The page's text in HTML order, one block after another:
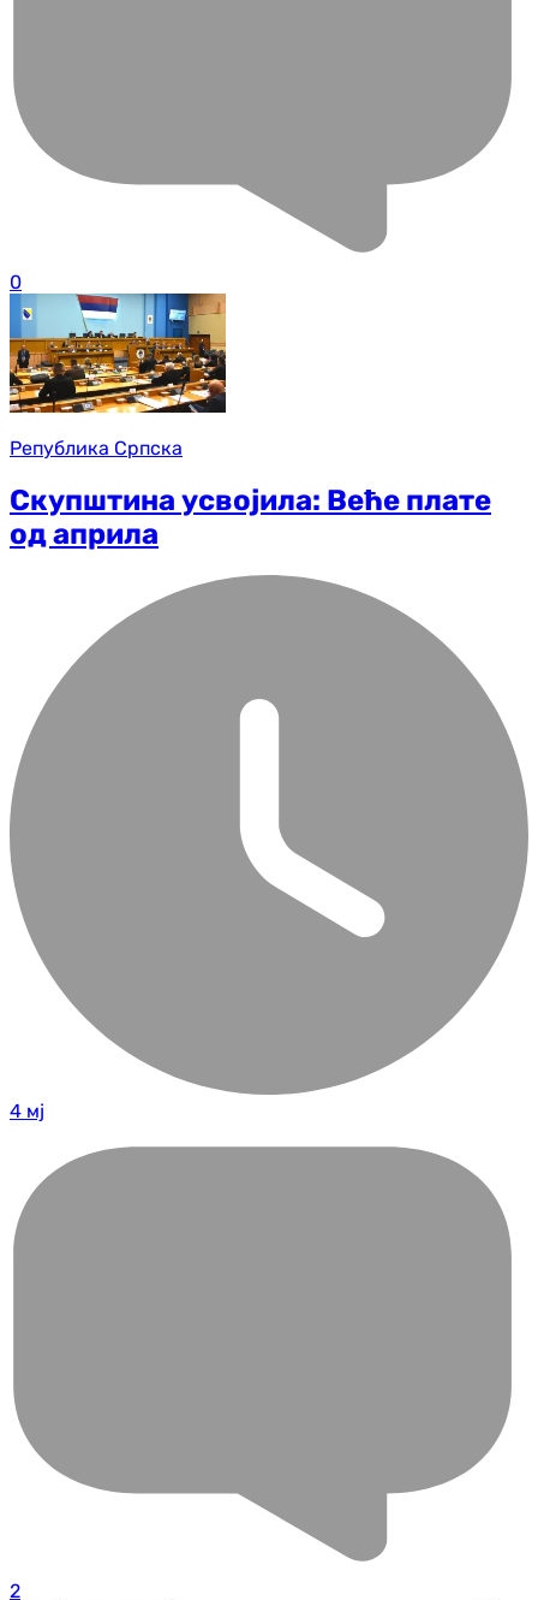
0
Република Српска
Скупштина усвојила: Веће плате
од априла
4 мј
2